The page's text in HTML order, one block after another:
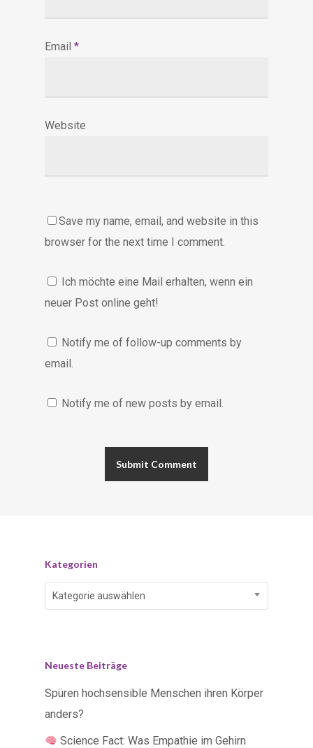
Email *
Website
Save my name, email, and website in this
browser for the next time I comment.
Ich möchte eine Mail erhalten, wenn ein
neuer Post online geht!
Notify me of follow-up comments by
email.
Notify me of new posts by email.
Kategorien
Kategorien
Kategorie auswählen
Neueste Beiträge
Spüren hochsensible Menschen ihren Körper
anders?
Science Fact: Was Empathie im Gehirn